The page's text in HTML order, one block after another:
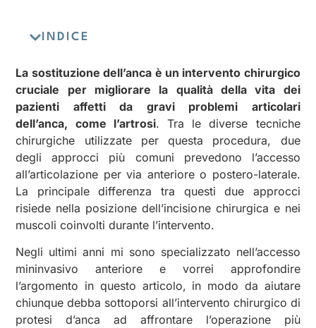
INDICE
La sostituzione dell’anca è un intervento chirurgico
cruciale per migliorare la qualità della vita dei
pazienti affetti da gravi problemi articolari
dell’anca, come l’artrosi. Tra le diverse tecniche
chirurgiche utilizzate per questa procedura, due
degli approcci più comuni prevedono l’accesso
all’articolazione per via anteriore o postero-laterale.
La principale differenza tra questi due approcci
risiede nella posizione dell’incisione chirurgica e nei
muscoli coinvolti durante l’intervento.
Negli ultimi anni mi sono specializzato nell’accesso
mininvasivo anteriore e vorrei approfondire
l’argomento in questo articolo, in modo da aiutare
chiunque debba sottoporsi all’intervento chirurgico di
protesi d’anca ad affrontare l’operazione più